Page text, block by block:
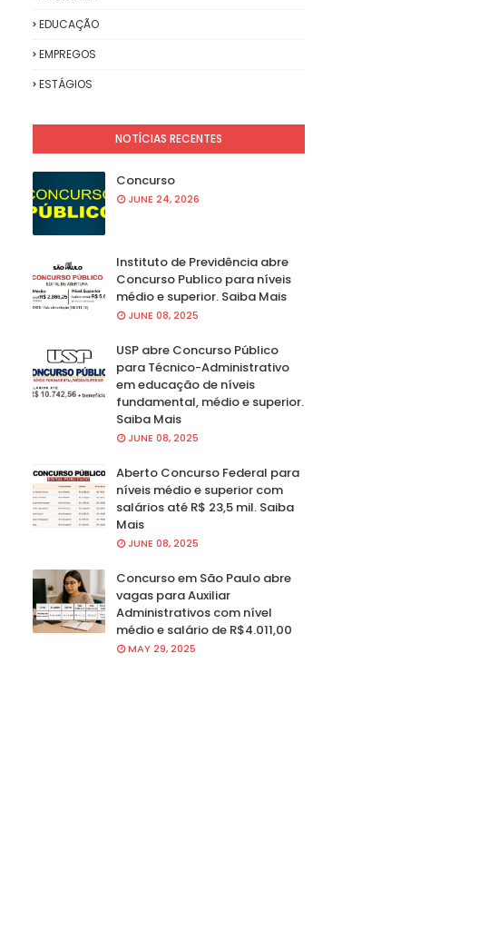
EDUCAÇÃO
EMPREGOS
ESTÁGIOS
NOTÍCIAS RECENTES
Concurso
JUNE 24, 2026
Instituto de Previdência abre
Concurso Publico para níveis
médio e superior. Saiba Mais
JUNE 08, 2025
USP abre Concurso Público
para Técnico-Administrativo
em educação de níveis
fundamental, médio e superior.
Saiba Mais
JUNE 08, 2025
Aberto Concurso Federal para
níveis médio e superior com
salários até R$ 23,5 mil. Saiba
Mais
JUNE 08, 2025
Concurso em São Paulo abre
vagas para Auxiliar
Administrativos com nível
médio e salário de R$4.011,00
MAY 29, 2025